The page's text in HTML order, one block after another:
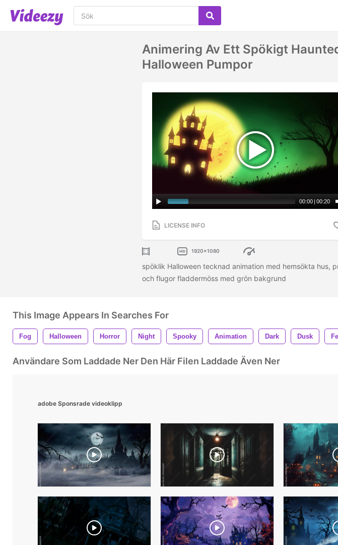
Animering Av Ett Spökigt
Halloween Pumpor
00:00 | 00:20
LICENSE INFO
1920x1080
spöklik Halloween tecknad animation med hemsökta hus,
och flugor fladdermöss med grön bakgrund
This Image Appears In Searches For
Fog Halloween Horror Night Spooky Animation Dark Dusk
Användare Som Laddade Ner Den Här Filen Laddade Även Ner
adobe Sponsrade videoklipp